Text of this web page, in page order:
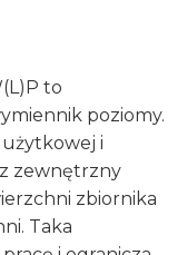
to
poziomy.
i
zewnętrzny
zbiornika
Taka